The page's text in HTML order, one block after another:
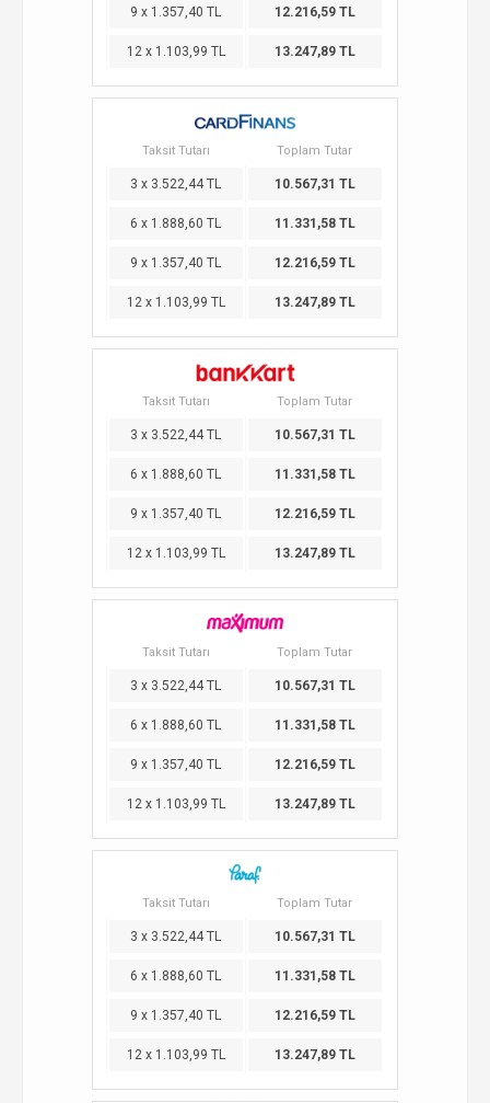
9 x 1.357,40 TL 12.216,59 TL
12 x 1.103,99 TL 13.247,89 TL
Taksit Tutarı Toplam Tutar
3 x 3.522,44 TL 10.567,31 TL
6 x 1.888,60 TL 11.331,58 TL
9 x 1.357,40 TL 12.216,59 TL
12 x 1.103,99 TL 13.247,89 TL
Taksit Tutarı Toplam Tutar
3 x 3.522,44 TL 10.567,31 TL
6 x 1.888,60 TL 11.331,58 TL
9 x 1.357,40 TL 12.216,59 TL
12 x 1.103,99 TL 13.247,89 TL
Taksit Tutarı Toplam Tutar
3 x 3.522,44 TL 10.567,31 TL
6 x 1.888,60 TL 11.331,58 TL
9 x 1.357,40 TL 12.216,59 TL
12 x 1.103,99 TL 13.247,89 TL
Taksit Tutarı Toplam Tutar
3 x 3.522,44 TL 10.567,31 TL
6 x 1.888,60 TL 11.331,58 TL
9 x 1.357,40 TL 12.216,59 TL
12 x 1.103,99 TL 13.247,89 TL